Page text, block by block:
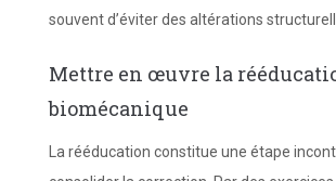
souvent d’éviter des altérations
Mettre en œuvre la
biomécanique
La rééducation constitue une étape